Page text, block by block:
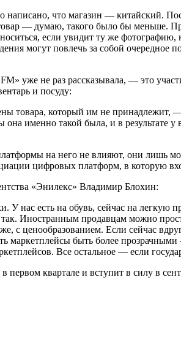
что магазин — китайский.
— думаю, такого было бы меньше.
если увидит ту же
могут повлечь за собой очередное
не раз рассказывала, — это
и посуду:
товара, который им не принадлежит,
именно такой была, и в результате
на него не влияют, они лишь
цифровых платформ, в которую
«Энилекс» Владимир Блохин:
нас есть на обувь, сейчас на легкую
Иностранным продавцам можно
ценообразованием. Если сейчас
маркетплейсы быть более
Все остальное — если
первом квартале и вступит в силу в